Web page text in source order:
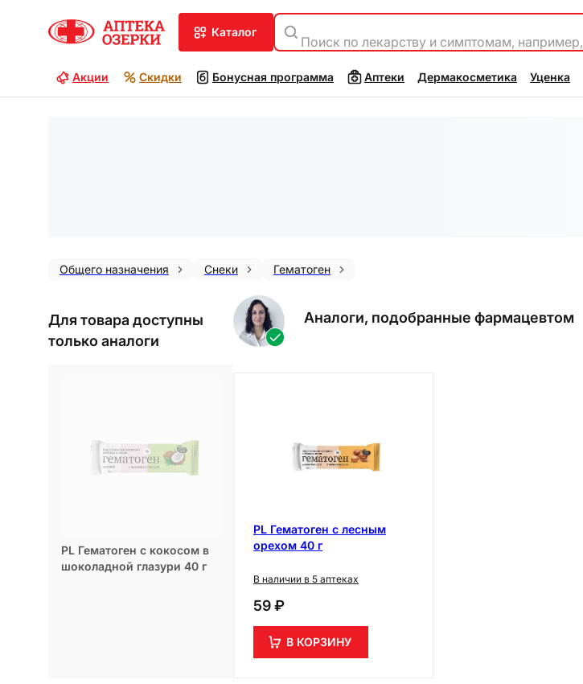
каталог
Поиск по лекарству и симптомам, например,
Акции Скидки Бонусная программа Аптеки Дермакосметика Уценка
Общего назначения Снеки Гематоген
Для товара доступны
только аналоги
PL Гематоген с кокосом в
шоколадной глазури 40 г
Аналоги, подобранные фармацевтом
PL Гематоген с лесным
орехом 40 г
В наличии в 5 аптеках
59 ₽
В КОРЗИНУ